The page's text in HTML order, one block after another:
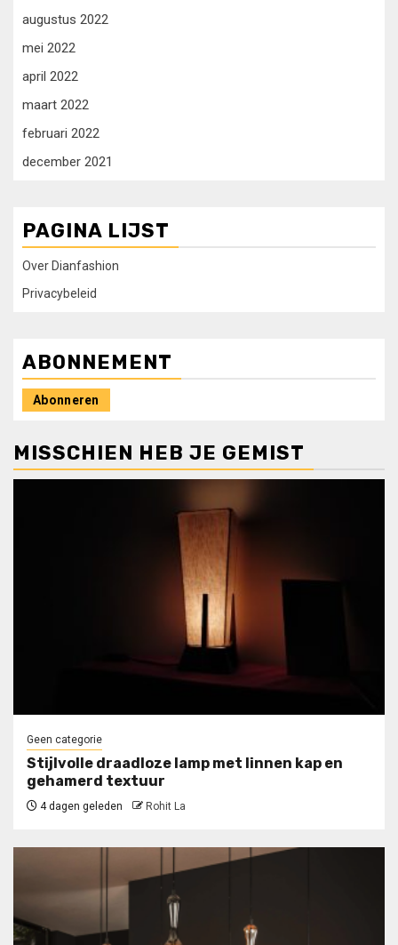
augustus 2022
mei 2022
april 2022
maart 2022
februari 2022
december 2021
PAGINA LIJST
Over Dianfashion
Privacybeleid
ABONNEMENT
Abonneren
MISSCHIEN HEB JE GEMIST
Geen categorie
Stijlvolle draadloze lamp met linnen kap en
gehamerd textuur
4 dagen geleden Rohit La